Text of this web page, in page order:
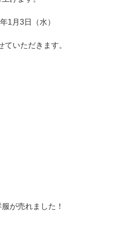
1月3日（水）
いただきます。
が売れました！